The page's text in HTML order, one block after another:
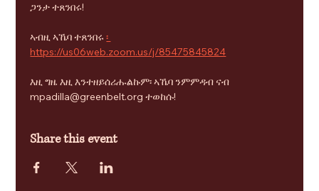
ጋንታ ተጸንበሩ!
ኣብዚ ኣኼባ ተጸንበሩ ፡
https://us06web.zoom.us/j/85475845824
እዚ ግዜ እዚ እንተዘይሰሪሑልኩም፡ ኣኼባ ንምምዳብ ናብ
mpadilla@greenbelt.org ተወከሱ!
Share this event